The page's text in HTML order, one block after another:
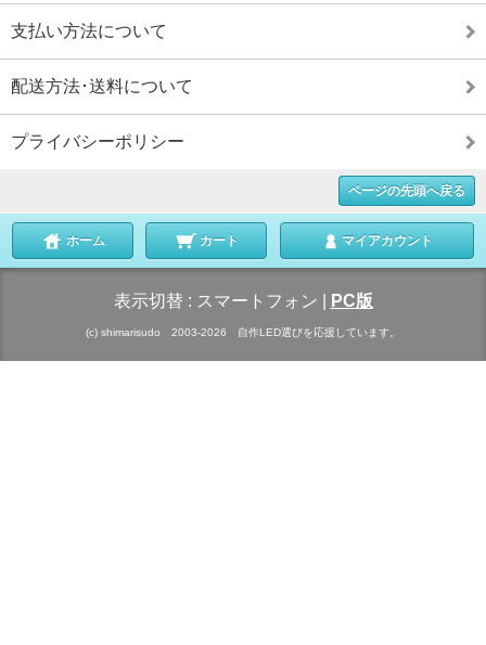
支払い方法について
配送方法･送料について
プライバシーポリシー
ページの先頭へ戻る
ホーム カート マイアカウント
表示切替 : スマートフォン PC版
(c) shimarisudo 2003-2026 自作LED選びを応援しています。